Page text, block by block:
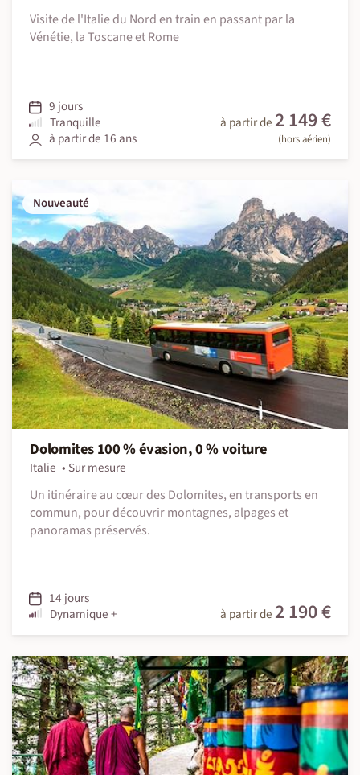
Visite de l'Italie du Nord en train en passant par la
Vénétie, la Toscane et Rome
9 jours
Tranquille
à partir de 16 ans
à partir de 2 149 €
(hors aérien)
Nouveauté
Dolomites 100 % évasion, 0 % voiture
Italie
Sur mesure
Un itinéraire au cœur des Dolomites, en transports en
commun, pour découvrir montagnes, alpages et
panoramas préservés.
14 jours
Dynamique +
à partir de 2 190 €